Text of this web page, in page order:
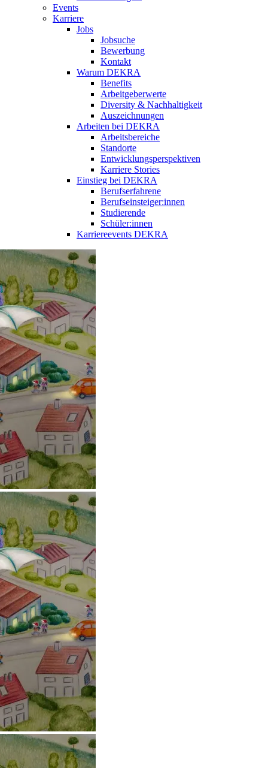
Events
Karriere
Jobs
Jobsuche
Bewerbung
Kontakt
Warum DEKRA
Benefits
Arbeitgeberwerte
Diversity & Nachhaltigkeit
Auszeichnungen
Arbeiten bei DEKRA
Arbeitsbereiche
Standorte
Entwicklungsperspektiven
Karriere Stories
Einstieg bei DEKRA
Berufserfahrene
Berufseinsteiger:innen
Studierende
Schüler:innen
Karriereevents DEKRA